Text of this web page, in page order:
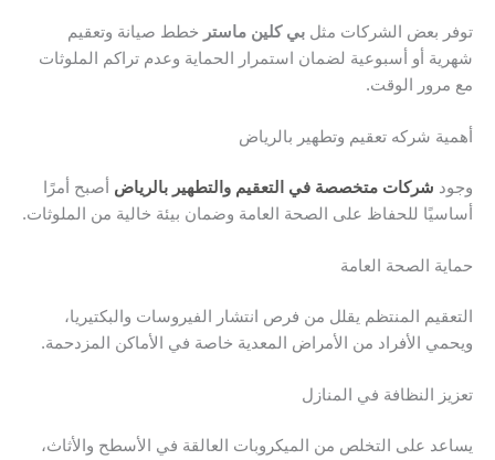
توفر بعض الشركات مثل بي كلين ماستر خطط صيانة وتعقيم
شهرية أو أسبوعية لضمان استمرار الحماية وعدم تراكم الملوثات
مع مرور الوقت.
أهمية شركه تعقيم وتطهير بالرياض
وجود شركات متخصصة في التعقيم والتطهير بالرياض أصبح أمرًا
أساسيًا للحفاظ على الصحة العامة وضمان بيئة خالية من الملوثات.
حماية الصحة العامة
التعقيم المنتظم يقلل من فرص انتشار الفيروسات والبكتيريا،
ويحمي الأفراد من الأمراض المعدية خاصة في الأماكن المزدحمة.
تعزيز النظافة في المنازل
يساعد على التخلص من الميكروبات العالقة في الأسطح والأثاث،